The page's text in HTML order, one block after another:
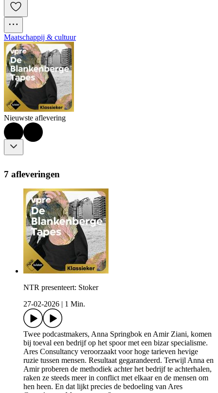
Maatschappij & cultuur
Nieuwste aflevering
7 afleveringen
NTR presenteert: Stoker
27-02-2026
1 Min.
Twee podcastmakers, Anna Springbok en Amir Ziani, komen
bij toeval een bedrijf op het spoor met een bizar specialisme.
Ares Consultancy veroorzaakt voor hoge tarieven hevige
ruzie tussen mensen. Resultaat gegarandeerd. Terwijl Anna en
Amir proberen de methodiek achter het bedrijf te achterhalen,
raken ze steeds meer in conflict met elkaar en de mensen om
hen heen. En dat lijkt precies de bedoeling van Ares